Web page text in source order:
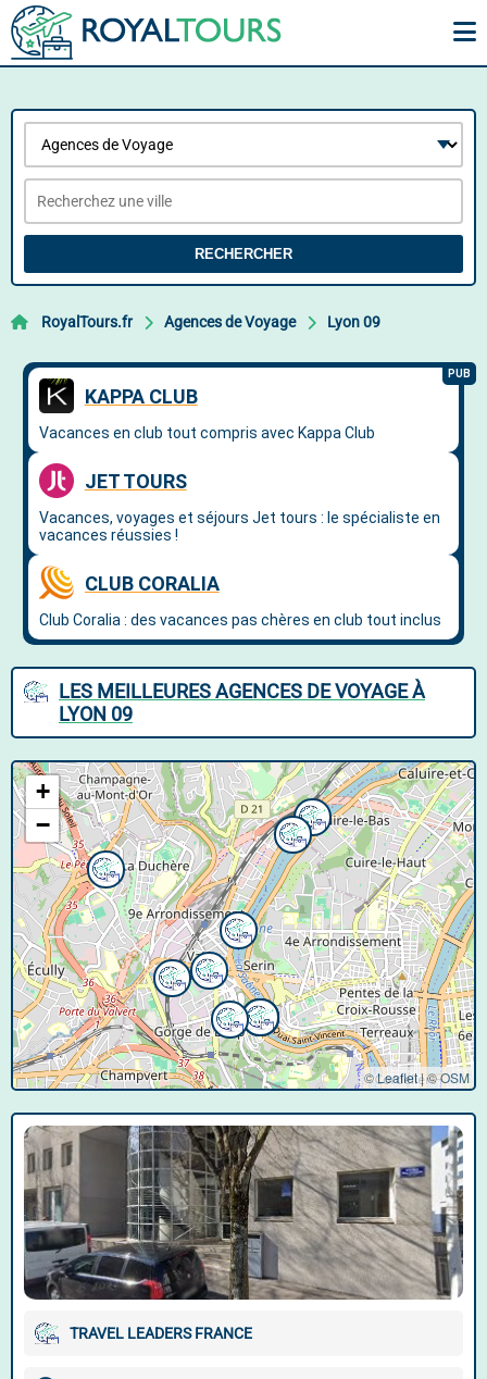
RECHERCHER
RoyalTours.fr Agences de Voyage Lyon 09
LES MEILLEURES AGENCES DE VOYAGE À
LYON 09
+
−
© Leaflet|©OSM
TRAVEL LEADERS FRANCE